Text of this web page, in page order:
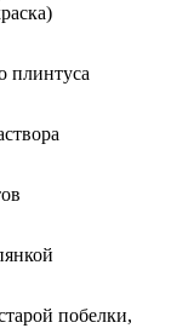
плинтуса
побелки,